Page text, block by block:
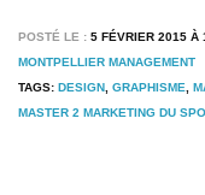
POSTÉ LE : 5 FÉVRIER 2015
MONTPELLIER MANAGEMENT
TAGS: DESIGN GRAPHISME
MASTER 2 MARKETING DU